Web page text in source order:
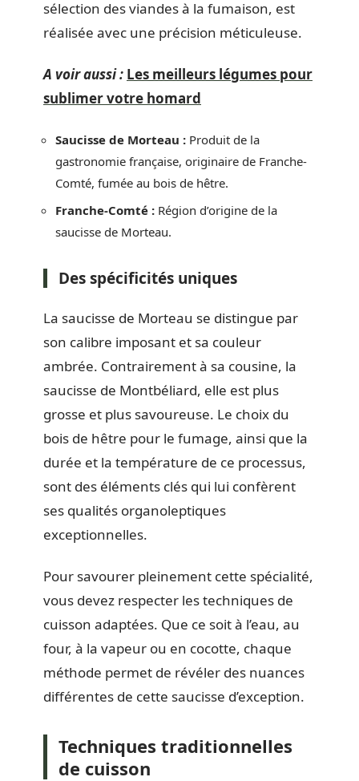
sélection des viandes à la fumaison, est
réalisée avec une précision méticuleuse.
A voir aussi : Les meilleurs légumes pour
sublimer votre homard
Saucisse de Morteau : Produit de la
gastronomie française, originaire de Franche-
Comté, fumée au bois de hêtre.
Franche-Comté : Région d’origine de la
saucisse de Morteau.
Des spécificités uniques
La saucisse de Morteau se distingue par
son calibre imposant et sa couleur
ambrée. Contrairement à sa cousine, la
saucisse de Montbéliard, elle est plus
grosse et plus savoureuse. Le choix du
bois de hêtre pour le fumage, ainsi que la
durée et la température de ce processus,
sont des éléments clés qui lui confèrent
ses qualités organoleptiques
exceptionnelles.
Pour savourer pleinement cette spécialité,
vous devez respecter les techniques de
cuisson adaptées. Que ce soit à l’eau, au
four, à la vapeur ou en cocotte, chaque
méthode permet de révéler des nuances
différentes de cette saucisse d’exception.
Techniques traditionnelles
de cuisson